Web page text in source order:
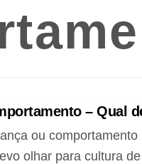
– Qual
ou
olhar para cultura